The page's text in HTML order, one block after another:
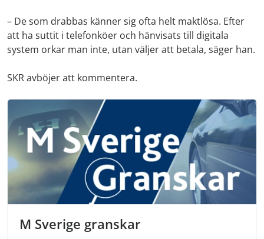
– De som drabbas känner sig ofta helt maktlösa. Efter
att ha suttit i telefonköer och hänvisats till digitala
system orkar man inte, utan väljer att betala, säger han.
SKR avböjer att kommentera.
M Sverige granskar